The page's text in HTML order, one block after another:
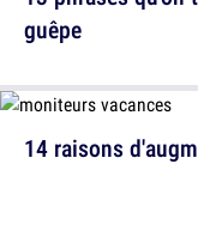
guêpe
14 raisons